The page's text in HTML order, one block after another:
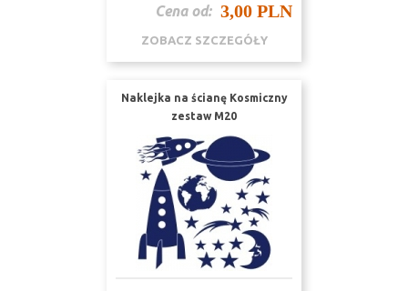
Cena od: 3,00 PLN
ZOBACZ SZCZEGÓŁY
Naklejka na ścianę Kosmiczny
zestaw M20